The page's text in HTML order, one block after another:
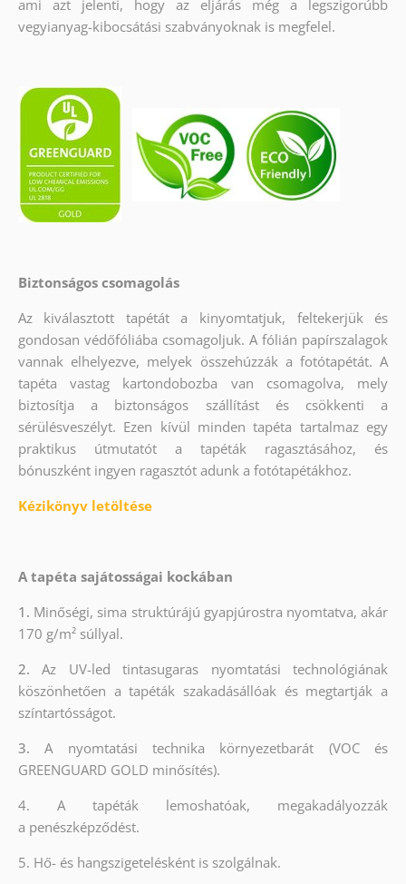
ami azt jelenti, hogy az eljárás még a legszigorúbb
vegyianyag-kibocsátási szabványoknak is megfelel.
Biztonságos csomagolás
Az kiválasztott tapétát a kinyomtatjuk, feltekerjük és
gondosan védőfóliába csomagoljuk. A fólián papírszalagok
vannak elhelyezve, melyek összehúzzák a fotótapétát. A
tapéta vastag kartondobozba van csomagolva, mely
biztosítja a biztonságos szállítást és csökkenti a
sérülésveszélyt. Ezen kívül minden tapéta tartalmaz egy
praktikus útmutatót a tapéták ragasztásához, és
bónuszként ingyen ragasztót adunk a fotótapétákhoz.
Kézikönyv letöltése
A tapéta sajátosságai kockában
1. Minőségi, sima struktúrájú gyapjúrostra nyomtatva, akár
170 g/m² súllyal.
2.Az UV-led tintasugaras nyomtatási technológiának
köszönhetően a tapéták szakadásállóak és megtartják a
színtartósságot.
3.A nyomtatási technika környezetbarát (VOC és
GREENGUARD GOLD minősítés).
4. A tapéták lemoshatóak, megakadályozzák
a penészképződést.
5. Hő- és hangszigetelésként is szolgálnak.